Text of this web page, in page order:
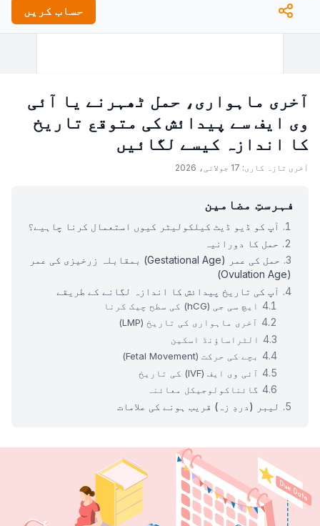
حساب کریں
الٹراساؤنڈ سے دل کی دھڑکن معلوم
قبل از وقت پیدا ہونے والا بچہ زندہ
بچہ سانس
آخری ماہواری، حمل ٹھہرنے یا آئی
وی ایف سے پیدائش کی متوقع تاریخ
کا اندازہ کیسے لگائیں
آخری تازہ کاری: 17 جولائی، 2026
فہرستِ مضامین
آپ کو ڈیو ڈیٹ کیلکولیٹر کیوں استعمال کرنا چاہیے؟
حمل کا دورانیہ
حمل کی عمر (Gestational Age) بمقابلہ زرخیزی کی عمر
(Ovulation Age)
آپ کی تاریخ پیدائش کا اندازہ لگانے کے طریقے
ایچ سی جی (hCG) کی سطح چیک کرنا
آخری ماہواری کی تاریخ (LMP)
الٹراساؤنڈ اسکین
بچے کی حرکت (Fetal Movement)
آئی وی ایف (IVF) کی تاریخ
گائناکولوجیکل معائنہ
لیبر (دردِ زہ) قریب ہونے کی علامات